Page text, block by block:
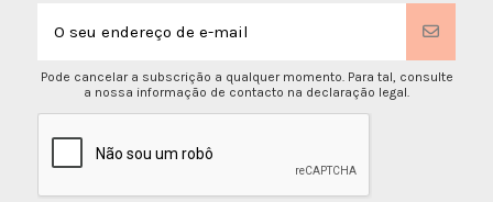
Pode cancelar a subscrição a qualquer momento. Para tal, consulte
a nossa informação de contacto na declaração legal.